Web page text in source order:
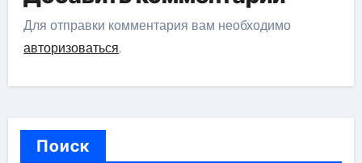
Для отправки комментария вам необходимо
авторизоваться.
Поиск